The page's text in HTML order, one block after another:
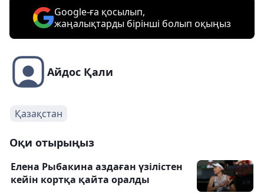
Google-ға қосылып,
жаңалықтарды бірінші болып оқыңыз
Айдос Қали
Қазақстан
Оқи отырыңыз
Елена Рыбакина аздаған үзілістен
кейін кортқа қайта оралды